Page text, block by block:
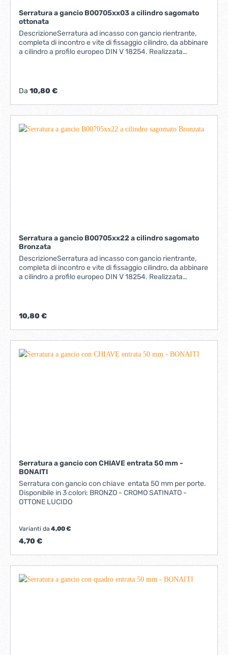
Serratura a gancio B00705xx03 a cilindro sagomato
ottonata
DescrizioneSerratura ad incasso con gancio rientrante,
completa di incontro e vite di fissaggio cilindro, da abbinare
a cilindro a profilo europeo DIN V 18254. Realizzata
Praticare sul pannello una cava ed una fresata con le
l'incontro con quattro viti da 4x25 mm.NB. Scatola con una
serratura, incontro e vite di fissaggio cilindro. Il cilindro
deve essere ordinato a parte.
Da 10,80 €
Serratura a gancio B00705xx22 a cilindro sagomato
Bronzata
DescrizioneSerratura ad incasso con gancio rientrante,
completa di incontro e vite di fissaggio cilindro, da abbinare
a cilindro a profilo europeo DIN V 18254. Realizzata
Praticare sul pannello una cava ed una fresata con le
l'incontro con quattro viti da 4x25 mm.NB. Scatola con una
serratura, incontro e vite di fissaggio cilindro. Il cilindro
deve essere ordinato a parte.
10,80 €
Serratura a gancio con CHIAVE entrata 50 mm -
BONAITI
Serratura con gancio con chiave entata 50 mm per porte.
Disponibile in 3 colori: BRONZO - CROMO SATINATO -
OTTONE LUCIDO
Varianti da 4,00 €
4,70 €